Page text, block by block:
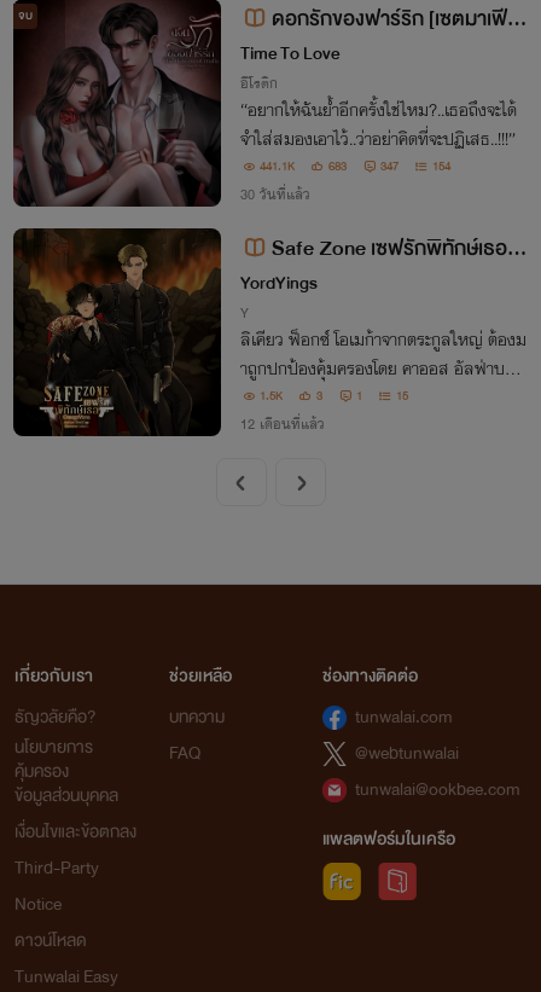
จบ
ดอกรักของฟาร์ริก [เซตมาเฟีย
รุ่นลูก][The flowers of Mafia]NC
25+++ เย็นชา โหด กินดุ
Time To Love
อีโรติก
“อยากให้ฉันย้ำอีกครั้งใช่ไหม?..เธอถึงจะได้
จำใส่สมองเอาไว้..ว่าอย่าคิดที่จะปฏิเสธ..!!!”
441.1K 683 347 154
30 วันที่แล้ว
Safe Zone เซฟรักพิทักษ์เธอ (Y
aoi,OmegaVerse)
YordYings
Y
ลิเคียว ฟ็อกซ์ โอเมก้าจากตระกูลใหญ่ ต้องม
าถูกปกป้องคุ้มครองโดย คาออส อัลฟ่าบอดี้
การ์ดมาดนิ่งแต่อบอุ่นอ่อนโยน ทั้งคู่ต้องสู้กั
บศัตรูเก่าของตระกูลทำให้ความสัมพันธ์เริ่ม
1.5K 3 1 15
12 เดือนที่แล้ว
เกี่ยวกับเรา
ธัญวลัยคือ?
นโยบายการ
คุ้มครอง
ข้อมูลส่วนบุคคล
เงื่อนไขและข้อตกลง
Third-Party
Notice
ดาวน์โหลด
Tunwalai Easy
ช่วยเหลือ
บทความ
FAQ
ช่องทางติดต่อ
tunwalai.com
@webtunwalai
tunwalai@ookbee.com
แพลตฟอร์มในเครือ